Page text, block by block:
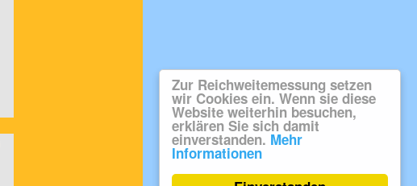
Zur Reichweitemessung setzen
wir Cookies ein. Wenn sie diese
Website weiterhin besuchen,
erklären Sie sich damit
einverstanden. Mehr
Informationen